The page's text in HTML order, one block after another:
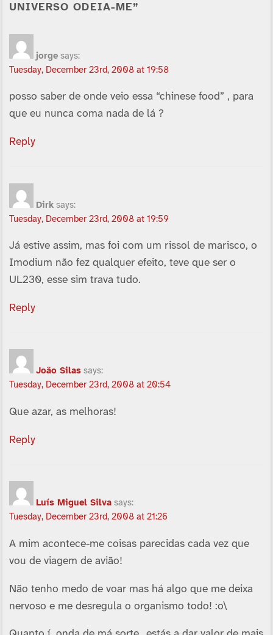
UNIVERSO ODEIA-ME”
jorge says:
Tuesday, December 23rd, 2008 at 19:58
posso saber de onde veio essa “chinese food” , para
que eu nunca coma nada de lá ?
Reply
Dirk says:
Tuesday, December 23rd, 2008 at 19:59
Já estive assim, mas foi com um rissol de marisco, o
Imodium não fez qualquer efeito, teve que ser o
UL230, esse sim trava tudo.
Reply
João Silas says:
Tuesday, December 23rd, 2008 at 20:54
Que azar, as melhoras!
Reply
Luí­s Miguel Silva says:
Tuesday, December 23rd, 2008 at 21:26
A mim acontece-me coisas parecidas cada vez que
vou de viagem de avião!
Não tenho medo de voar mas há algo que me deixa
nervoso e me desregula o organismo todo! :o\